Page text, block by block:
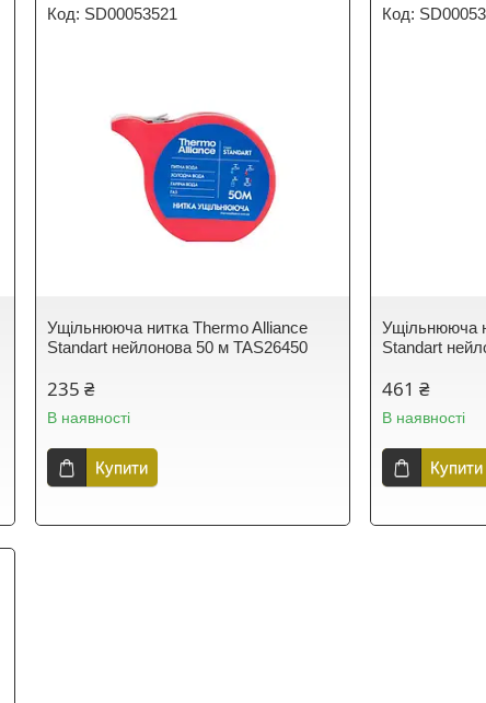
SD00053521
Ущільнююча нитка Thermo Alliance
Standart нейлонова 50 м TAS26450
235 ₴
В наявності
Купити
Ущільнююча
Standart
461 ₴
В наявності
Купити